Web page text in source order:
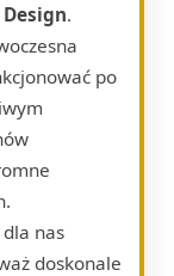
.
po
dla nas
doskonale